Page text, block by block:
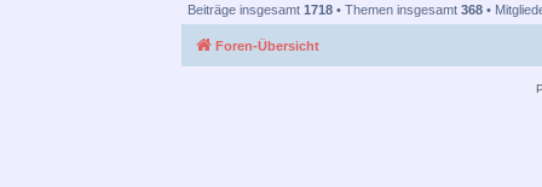
Beiträge insgesamt 1718 • Themen insgesamt 368 •
Foren-Übersicht